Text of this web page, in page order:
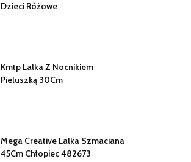
Dzieci Różowe
Kmtp Lalka Z Nocnikiem
Pieluszką 30Cm
Mega Creative Lalka Szmaciana
45Cm Chłopiec 482673